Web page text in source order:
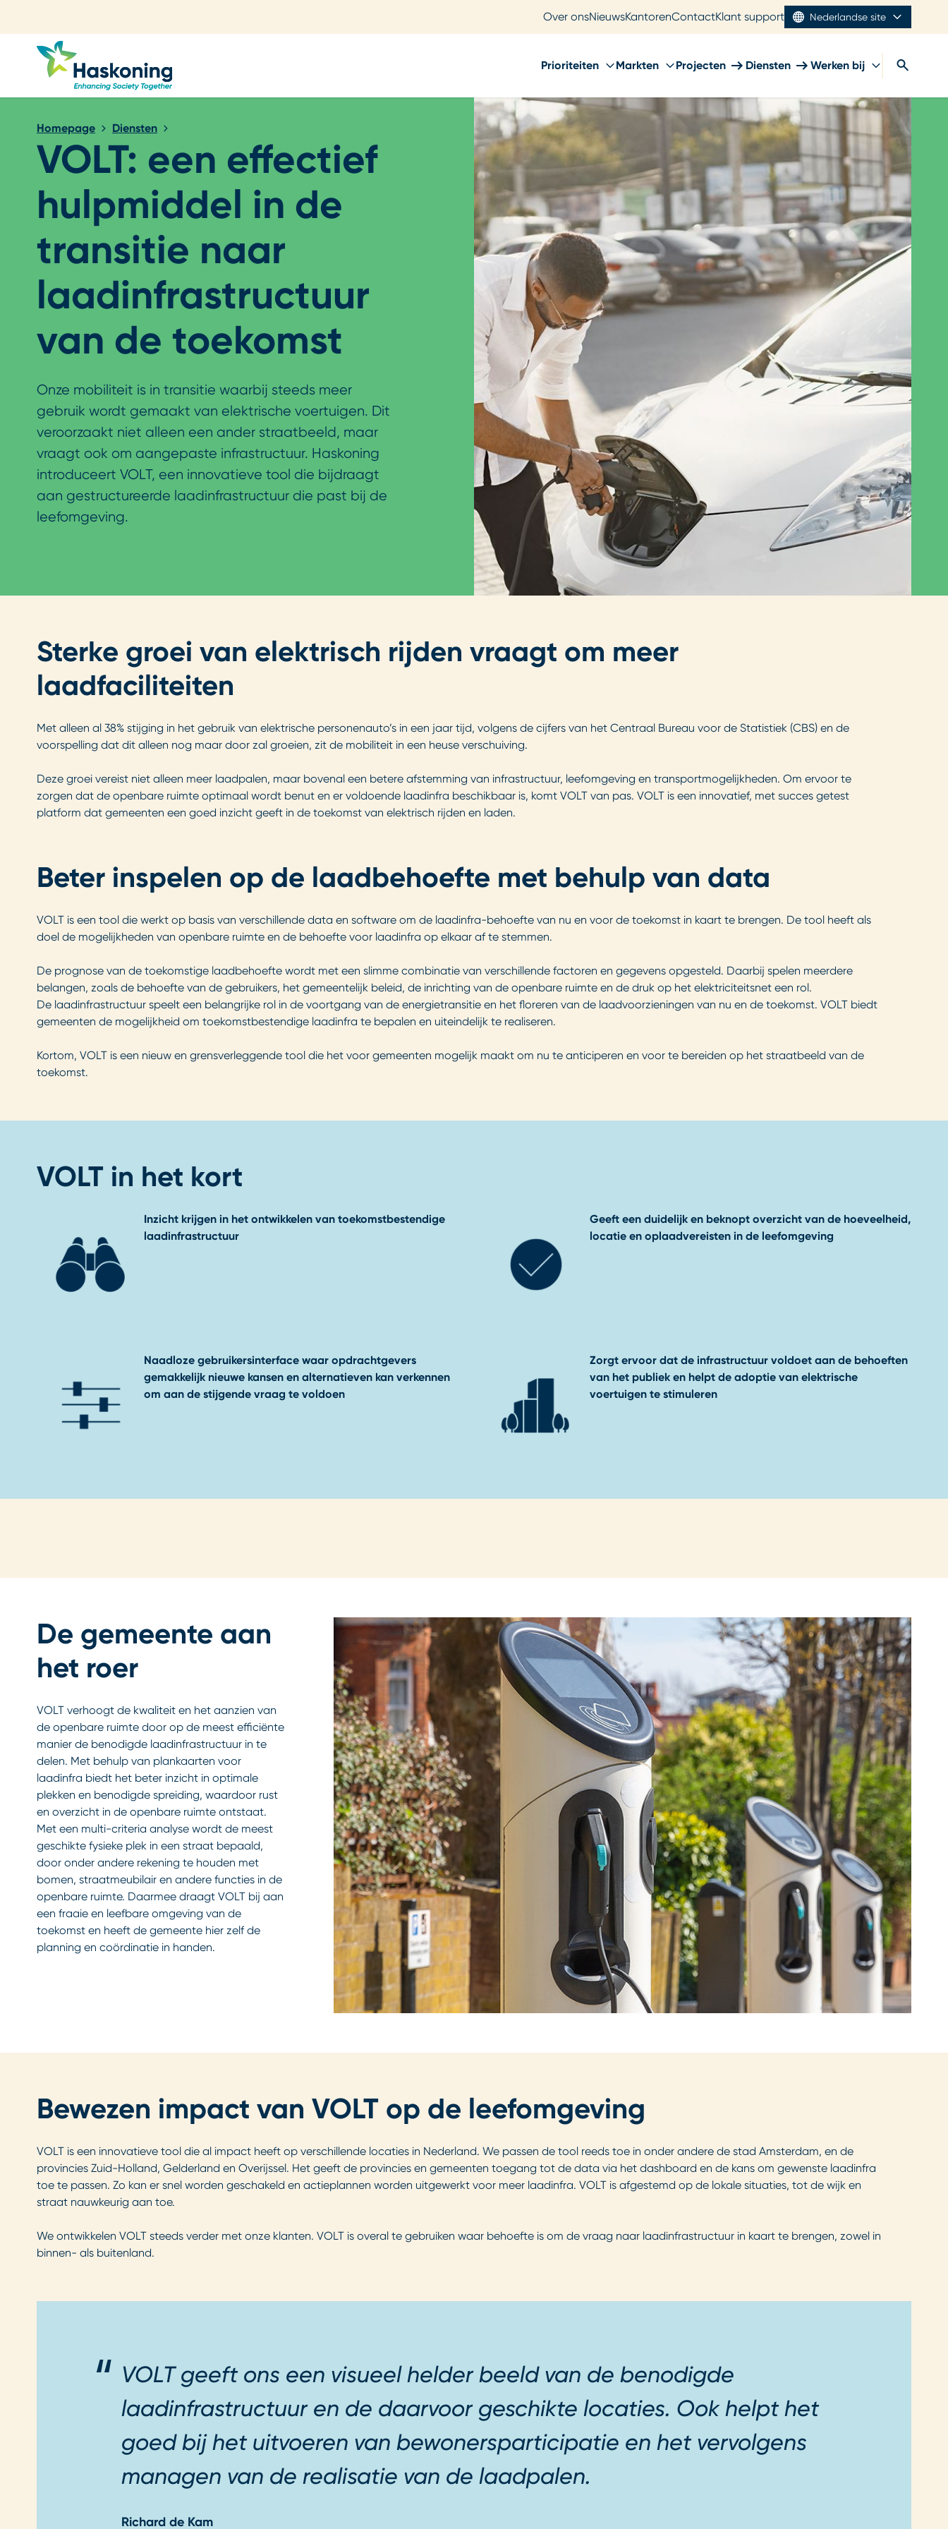
Over onsNieuwsKantorenContactKlant support Nederlandse site
Prioriteiten Markten Projecten Diensten Werken bij
Homepage Diensten
VOLT: een effectief
hulpmiddel in de
transitie naar
laadinfrastructuur
van de toekomst
Onze mobiliteit is in transitie waarbij steeds meer
gebruik wordt gemaakt van elektrische voertuigen. Dit
veroorzaakt niet alleen een ander straatbeeld, maar
vraagt ook om aangepaste infrastructuur. Haskoning
introduceert VOLT, een innovatieve tool die bijdraagt
aan gestructureerde laadinfrastructuur die past bij de
leefomgeving.
Sterke groei van elektrisch rijden vraagt om meer
laadfaciliteiten
Met alleen al 38% stijging in het gebruik van elektrische personenauto’s in een jaar tijd, volgens de cijfers van het Centraal Bureau voor de Statistiek (CBS) en de
voorspelling dat dit alleen nog maar door zal groeien, zit de mobiliteit in een heuse verschuiving.
Deze groei vereist niet alleen meer laadpalen, maar bovenal een betere afstemming van infrastructuur, leefomgeving en transportmogelijkheden. Om ervoor te
zorgen dat de openbare ruimte optimaal wordt benut en er voldoende laadinfra beschikbaar is, komt VOLT van pas. VOLT is een innovatief, met succes getest
platform dat gemeenten een goed inzicht geeft in de toekomst van elektrisch rijden en laden.
Beter inspelen op de laadbehoefte met behulp van data
VOLT is een tool die werkt op basis van verschillende data en software om de laadinfra-behoefte van nu en voor de toekomst in kaart te brengen. De tool heeft als
doel de mogelijkheden van openbare ruimte en de behoefte voor laadinfra op elkaar af te stemmen.
De prognose van de toekomstige laadbehoefte wordt met een slimme combinatie van verschillende factoren en gegevens opgesteld. Daarbij spelen meerdere
belangen, zoals de behoefte van de gebruikers, het gemeentelijk beleid, de inrichting van de openbare ruimte en de druk op het elektriciteitsnet een rol.
De laadinfrastructuur speelt een belangrijke rol in de voortgang van de energietransitie en het floreren van de laadvoorzieningen van nu en de toekomst. VOLT biedt
gemeenten de mogelijkheid om toekomstbestendige laadinfra te bepalen en uiteindelijk te realiseren.
Kortom, VOLT is een nieuw en grensverleggende tool die het voor gemeenten mogelijk maakt om nu te anticiperen en voor te bereiden op het straatbeeld van de
toekomst.
VOLT in het kort
Inzicht krijgen in het ontwikkelen van toekomstbestendige
laadinfrastructuur
Geeft een duidelijk en beknopt overzicht van de hoeveelheid,
locatie en oplaadvereisten in de leefomgeving
Naadloze gebruikersinterface waar opdrachtgevers
gemakkelijk nieuwe kansen en alternatieven kan verkennen
om aan de stijgende vraag te voldoen
Zorgt ervoor dat de infrastructuur voldoet aan de behoeften
van het publiek en helpt de adoptie van elektrische
voertuigen te stimuleren
De gemeente aan
het roer
VOLT verhoogt de kwaliteit en het aanzien van
de openbare ruimte door op de meest efficiënte
manier de benodigde laadinfrastructuur in te
delen. Met behulp van plankaarten voor
laadinfra biedt het beter inzicht in optimale
plekken en benodigde spreiding, waardoor rust
en overzicht in de openbare ruimte ontstaat.
Met een multi-criteria analyse wordt de meest
geschikte fysieke plek in een straat bepaald,
door onder andere rekening te houden met
bomen, straatmeubilair en andere functies in de
openbare ruimte. Daarmee draagt VOLT bij aan
een fraaie en leefbare omgeving van de
toekomst en heeft de gemeente hier zelf de
planning en coördinatie in handen.
Bewezen impact van VOLT op de leefomgeving
VOLT is een innovatieve tool die al impact heeft op verschillende locaties in Nederland. We passen de tool reeds toe in onder andere de stad Amsterdam, en de
provincies Zuid-Holland, Gelderland en Overijssel. Het geeft de provincies en gemeenten toegang tot de data via het dashboard en de kans om gewenste laadinfra
toe te passen. Zo kan er snel worden geschakeld en actieplannen worden uitgewerkt voor meer laadinfra. VOLT is afgestemd op de lokale situaties, tot de wijk en
straat nauwkeurig aan toe.
We ontwikkelen VOLT steeds verder met onze klanten. VOLT is overal te gebruiken waar behoefte is om de vraag naar laadinfrastructuur in kaart te brengen, zowel in
binnen- als buitenland.
VOLT geeft ons een visueel helder beeld van de benodigde
laadinfrastructuur en de daarvoor geschikte locaties. Ook helpt het
goed bij het uitvoeren van bewonersparticipatie en het vervolgens
managen van de realisatie van de laadpalen.
Richard de Kam